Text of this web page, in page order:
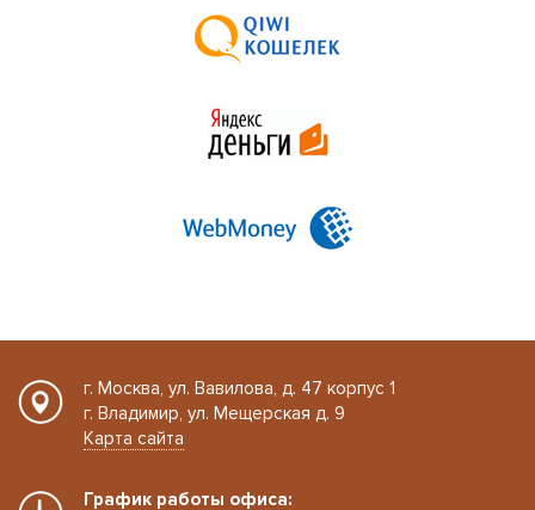
г. Москва, ул. Вавилова, д. 47 корпус 1
г. Владимир, ул. Мещерская д. 9
Карта сайта
График работы офиса: